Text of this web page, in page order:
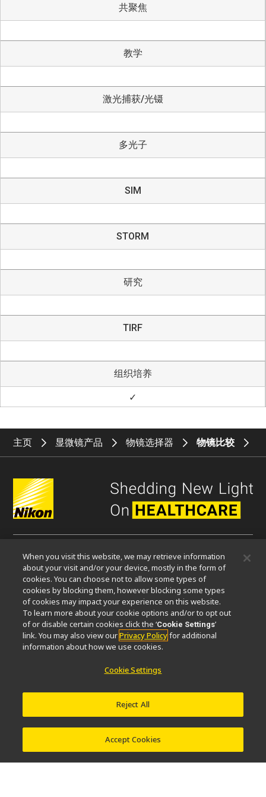
共聚焦
教学
激光捕获/光镊
多光子
SIM
STORM
研究
TIRF
组织培养
✓
主页 显微镜产品 物镜选择器 物镜比较
微信
关于我们
活动可持续发展 Well-being 显微镜事业100周年
相关网站
When you visit this website, we may retrieve information
about your visit and/or your device, mostly in the form of
cookies. You can choose not to allow some types of
cookies by blocking them, however blocking some types
of cookies may impact your experience on this website.
To learn more about your cookie options and/or to opt out
of or disable certain cookies click the ‘Cookie Settings’
link. You may also view ourPrivacy Policyfor additional
information about how we use cookies.
Cookie Settings
Reject All
Accept Cookies